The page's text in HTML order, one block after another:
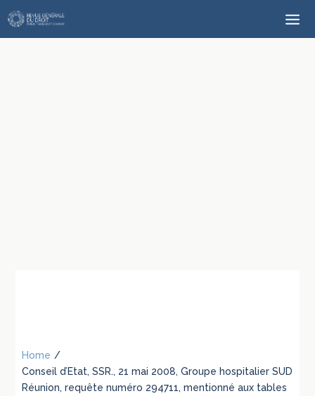
Home /
Conseil d’Etat, SSR., 21 mai 2008, Groupe hospitalier SUD
Réunion, requête numéro 294711, mentionné aux tables